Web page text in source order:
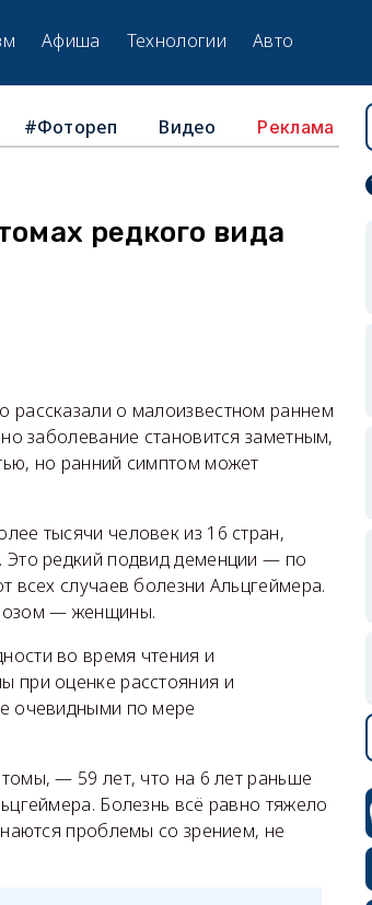
Афиша Технологии Авто
#Фотореп Видео Реклама
редкого вида
рассказали о малоизвестном раннем
заболевание становится заметным,
но ранний симптом может
тысячи человек из 16 стран,
Это редкий подвид деменции — по
всех случаев болезни Альцгеймера.
— женщины.
во время чтения и
при оценке расстояния и
очевидными по мере
— 59 лет, что на 6 лет раньше
Болезнь всё равно тяжело
проблемы со зрением, не